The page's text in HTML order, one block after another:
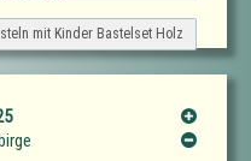
mit Kinder Bastelset Holz